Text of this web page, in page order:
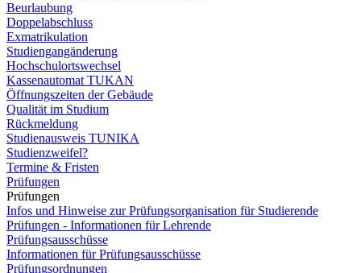
Beurlaubung
Doppelabschluss
Exmatrikulation
Studiengangänderung
Hochschulortswechsel
Kassenautomat TUKAN
Öffnungszeiten der Gebäude
Qualität im Studium
Rückmeldung
Studienausweis TUNIKA
Studienzweifel?
Termine & Fristen
Prüfungen
Prüfungen
Infos und Hinweise zur Prüfungsorganisation für Studierende
Prüfungen - Informationen für Lehrende
Prüfungsausschüsse
Informationen für Prüfungsausschüsse
Prüfungsordnungen